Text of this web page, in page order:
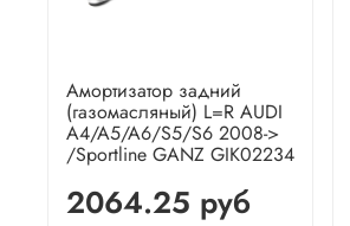
Амортизатор задний
(газомасляный) L=R AUDI
A4/A5/A6/S5/S6 2008->
/Sportline GANZ GIK02234
2064.25 руб